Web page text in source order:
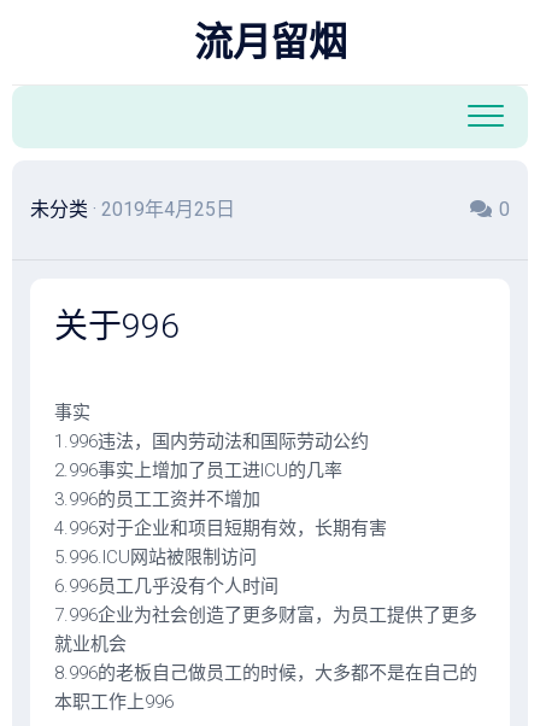
容
流月留烟
未分类 · 2019年4月25日 0
关于996
事实
1.996违法，国内劳动法和国际劳动公约
2.996事实上增加了员工进ICU的几率
3.996的员工工资并不增加
4.996对于企业和项目短期有效，长期有害
5.996.ICU网站被限制访问
6.996员工几乎没有个人时间
7.996企业为社会创造了更多财富，为员工提供了更多
就业机会
8.996的老板自己做员工的时候，大多都不是在自己的
本职工作上996